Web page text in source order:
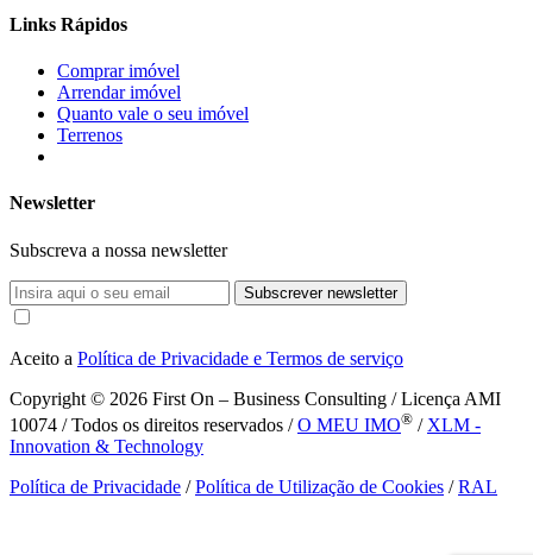
Links Rápidos
Comprar imóvel
Arrendar imóvel
Quanto vale o seu imóvel
Terrenos
Newsletter
Subscreva a nossa newsletter
Subscrever newsletter
Aceito a Política de Privacidade e Termos de serviço
Copyright © 2026 First On – Business Consulting / Licença AMI
10074 / Todos os direitos reservados /O MEU IMO® / XLM -
Innovation & Technology
Política de Privacidade /Política de Utilização de Cookies /RAL